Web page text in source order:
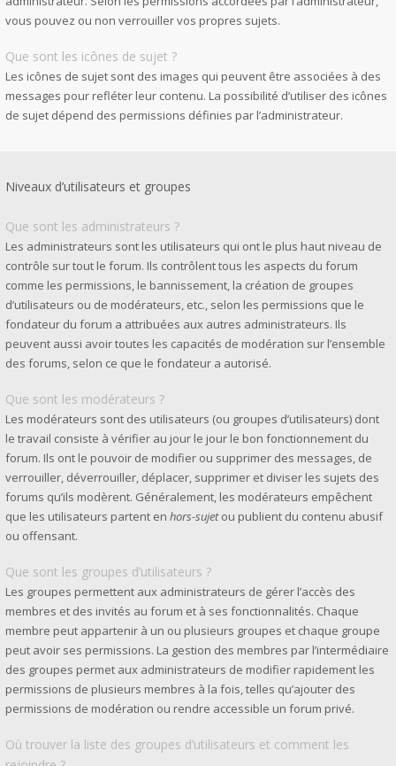
vous pouvez ou non verrouiller vos propres sujets.
Que sont les icônes de sujet ?
Les icônes de sujet sont des images qui peuvent être associées à des
messages pour refléter leur contenu. La possibilité d’utiliser des icônes
de sujet dépend des permissions définies par l’administrateur.
Niveaux d’utilisateurs et groupes
Que sont les administrateurs ?
Les administrateurs sont les utilisateurs qui ont le plus haut niveau de
contrôle sur tout le forum. Ils contrôlent tous les aspects du forum
comme les permissions, le bannissement, la création de groupes
d’utilisateurs ou de modérateurs, etc., selon les permissions que le
fondateur du forum a attribuées aux autres administrateurs. Ils
peuvent aussi avoir toutes les capacités de modération sur l’ensemble
des forums, selon ce que le fondateur a autorisé.
Que sont les modérateurs ?
Les modérateurs sont des utilisateurs (ou groupes d’utilisateurs) dont
le travail consiste à vérifier au jour le jour le bon fonctionnement du
forum. Ils ont le pouvoir de modifier ou supprimer des messages, de
verrouiller, déverrouiller, déplacer, supprimer et diviser les sujets des
forums qu’ils modèrent. Généralement, les modérateurs empêchent
que les utilisateurs partent en hors-sujetou publient du contenu abusif
ou offensant.
Que sont les groupes d’utilisateurs ?
Les groupes permettent aux administrateurs de gérer l’accès des
membres et des invités au forum et à ses fonctionnalités. Chaque
membre peut appartenir à un ou plusieurs groupes et chaque groupe
peut avoir ses permissions. La gestion des membres par l’intermédiaire
des groupes permet aux administrateurs de modifier rapidement les
permissions de plusieurs membres à la fois, telles qu’ajouter des
permissions de modération ou rendre accessible un forum privé.
Où trouver la liste des groupes d’utilisateurs et comment les